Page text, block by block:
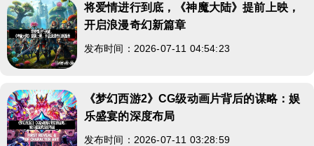
将爱情进行到底，《神魔大陆》提前上映，
开启浪漫奇幻新篇章
发布时间：2026-07-11 04:54:23
《梦幻西游2》CG级动画片背后的谋略：娱
乐盛宴的深度布局
发布时间：2026-07-11 03:28:59